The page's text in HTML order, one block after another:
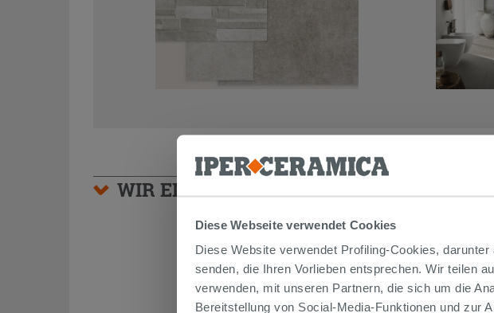
Diese Webseite verwendet Cookies
Diese Website verwendet Profiling-Cookies,
senden, die Ihren Vorlieben entsprechen. Wir teilen
verwenden, mit unseren Partnern, die sich um die
Bereitstellung von Social-Media-Funktionen und zur
WIR EMPFEHLEN IHNEN AUCH…